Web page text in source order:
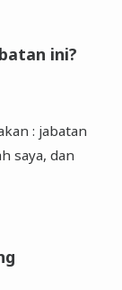
ini?
: jabatan
saya, dan